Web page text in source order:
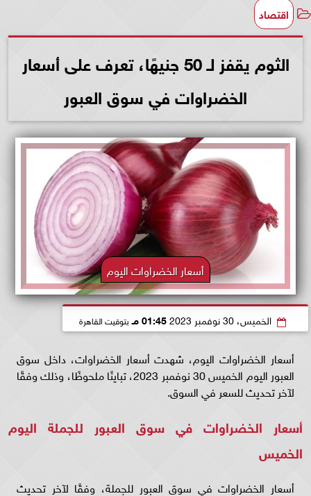
اقتصاد
الثوم يقفز لـ 50 جنيهًا، تعرف على أسعار
الخضراوات في سوق العبور
أسعار الخضراوات اليوم
الخميس، 30 نوفمبر 2023 01:45 مـ بتوقيت القاهرة
أسعار الخضراوات اليوم، شهدت أسعار الخضراوات، داخل سوق
العبور اليوم الخميس 30 نوفمبر 2023، تباينًا ملحوظًا، وذلك وفقًا
لآخر تحديث للسعر في السوق.
أسعار الخضراوات في سوق العبور للجملة اليوم
الخميس
أسعار الخضراوات في سوق العبور للجملة، وفقًا لآخر تحديث